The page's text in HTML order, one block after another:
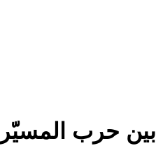
بين حرب